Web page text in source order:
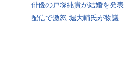
俳優の戸塚純貴が結婚を発表
配信で激怒 堀大輔氏が物議